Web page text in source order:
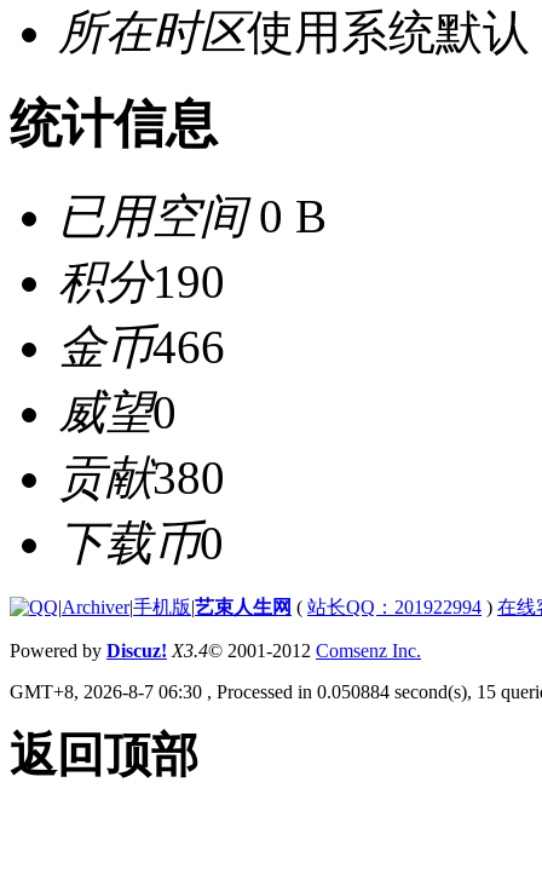
所在时区使用系统默认
统计信息
已用空间0 B
积分190
金币466
威望0
贡献380
下载币0
|Archiver|手机版|艺束人生网 ( 站长QQ：201922994 ) 在线
Powered by Discuz! X3.4© 2001-2012 Comsenz Inc.
GMT+8, 2026-8-7 06:30 , Processed in 0.050884 second(s), 15
返回顶部